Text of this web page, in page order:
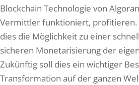
Blockchain Technologie von
Vermittler funktioniert,
dies die Möglichkeit zu einer
sicheren Monetarisierung der
Zukünftig soll dies ein wichtiger
Transformation auf der ganzen